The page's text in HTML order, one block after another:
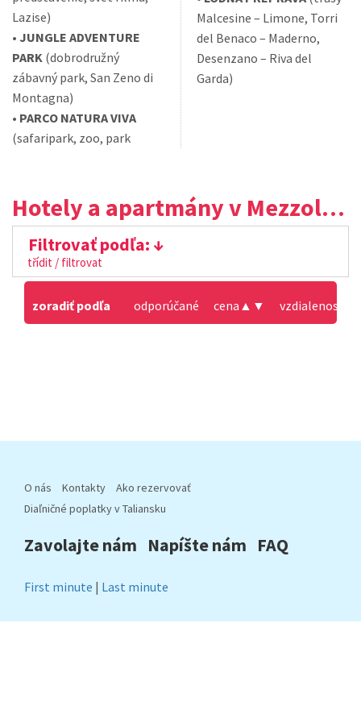
Lazise)
• JUNGLE ADVENTURE
PARK (dobrodružný
zábavný park, San Zeno di
Montagna)
• PARCO NATURA VIVA
(safaripark, zoo, park
Malcesine – Limone, Torri
del Benaco – Maderno,
Desenzano – Riva del
Garda)
Hotely a apartmány v Mezzolago
Filtrovať podľa:
třídit / filtrovat
zoradiť podľa odporúčané cena ▲ ▼ vzdialenosť
O nás Kontakty
Ako rezervovať
Diaľničné poplatky v Taliansku
Zavolajte nám Napíšte nám FAQ
First minute | Last minute